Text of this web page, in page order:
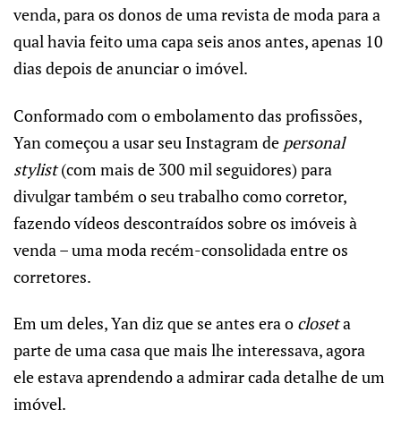
venda, para os donos de uma revista de moda para a
qual havia feito uma capa seis anos antes, apenas 10
dias depois de anunciar o imóvel.
Conformado com o embolamento das profissões,
Yan começou a usar seu Instagram de personal
stylist(com mais de 300 mil seguidores) para
divulgar também o seu trabalho como corretor,
fazendo vídeos descontraídos sobre os imóveis à
venda – uma moda recém-consolidada entre os
corretores.
Em um deles, Yan diz que se antes era o closeta
parte de uma casa que mais lhe interessava, agora
ele estava aprendendo a admirar cada detalhe de um
imóvel.